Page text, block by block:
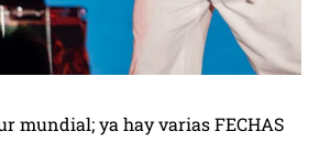
mundial; ya hay varias FECHAS